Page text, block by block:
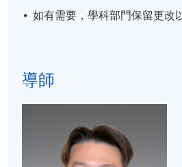
上水教學中心
7/F @ SSLC (Sheung Shui
港島東分校
Room 901 @ IEC (Island East
NUTRITION & CULINARY LAB
Campus)
如有需要，學科部門保留更改
導師